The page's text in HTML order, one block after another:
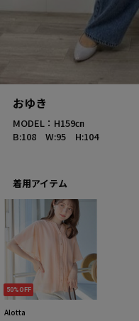
おゆき
MODEL：H159㎝
B:108 W:95 H:104
着用アイテム
50%OFF
Alotta